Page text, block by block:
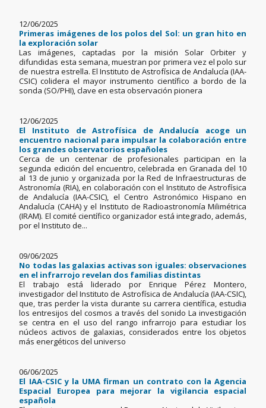
12/06/2025
Primeras imágenes de los polos del Sol: un gran hito en
la exploración solar
Las imágenes, captadas por la misión Solar Orbiter y
difundidas esta semana, muestran por primera vez el polo sur
de nuestra estrella. El Instituto de Astrofísica de Andalucía (IAA-
CSIC) colidera el mayor instrumento científico a bordo de la
sonda (SO/PHI), clave en esta observación pionera
12/06/2025
El Instituto de Astrofísica de Andalucía acoge un
encuentro nacional para impulsar la colaboración entre
los grandes observatorios españoles
Cerca de un centenar de profesionales participan en la
segunda edición del encuentro, celebrada en Granada del 10
al 13 de junio y organizada por la Red de Infraestructuras de
Astronomía (RIA), en colaboración con el Instituto de Astrofísica
de Andalucía (IAA-CSIC), el Centro Astronómico Hispano en
Andalucía (CAHA) y el Instituto de Radioastronomía Milimétrica
(IRAM). El comité científico organizador está integrado, además,
por el Instituto de...
09/06/2025
No todas las galaxias activas son iguales: observaciones
en el infrarrojo revelan dos familias distintas
El trabajo está liderado por Enrique Pérez Montero,
investigador del Instituto de Astrofísica de Andalucía (IAA-CSIC),
que, tras perder la vista durante su carrera científica, estudia
los entresijos del cosmos a través del sonido La investigación
se centra en el uso del rango infrarrojo para estudiar los
núcleos activos de galaxias, considerados entre los objetos
más energéticos del universo
06/06/2025
El IAA-CSIC y la UMA firman un contrato con la Agencia
Espacial Europea para mejorar la vigilancia espacial
española